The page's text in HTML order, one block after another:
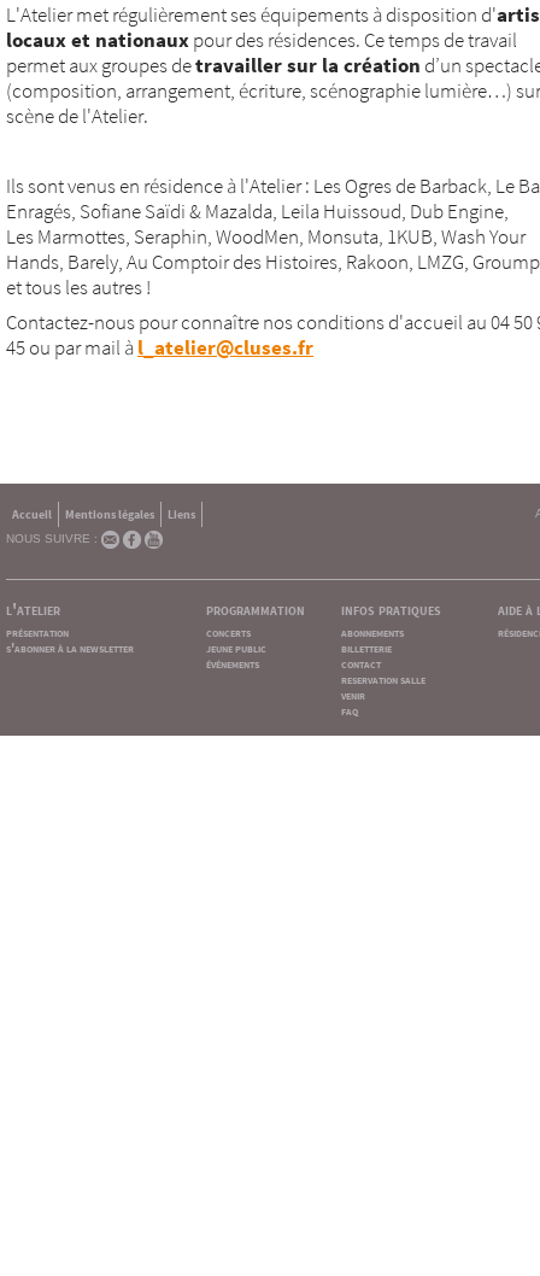
L'Atelier met régulièrement ses équipements à disposition d'
locaux et nationaux pour des résidences. Ce temps de travail
permet aux groupes detravailler sur la création d’un
(composition, arrangement, écriture, scénographie lumière…)
scène de l'Atelier.
Ils sont venus en résidence à l'Atelier : Les Ogres de Barback, Le
Enragés, Sofiane Saïdi & Mazalda, Leila Huissoud, Dub Engine,
Les Marmottes, Seraphin, WoodMen, Monsuta, 1KUB, Wash Your
Hands, Barely, Au Comptoir des Histoires, Rakoon, LMZG,
et tous les autres !
Contactez-nous pour connaître nos conditions d'accueil au 04 50
45 ou par mail à l_atelier@cluses.fr
Accueil Mentions légales
Liens
NOUS SUIVRE :
l'atelier
présentation
s'abonner à la newsletter
programmation
concerts
jeune public
événements
infos pratiques
abonnements
billetterie
contact
reservation salle
venir
faq
aide